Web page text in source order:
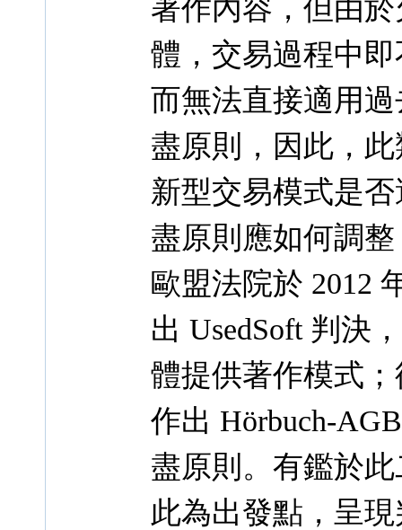
著作內容，但由
體，交易過程中
而無法直接適用
盡原則，因此，
新型交易模式是
盡原則應如何調
歐盟法院於 2012
出 UsedSoft 判決
體提供著作模式；
作出 Hörbuch-
盡原則。有鑑於
此為出發點，呈